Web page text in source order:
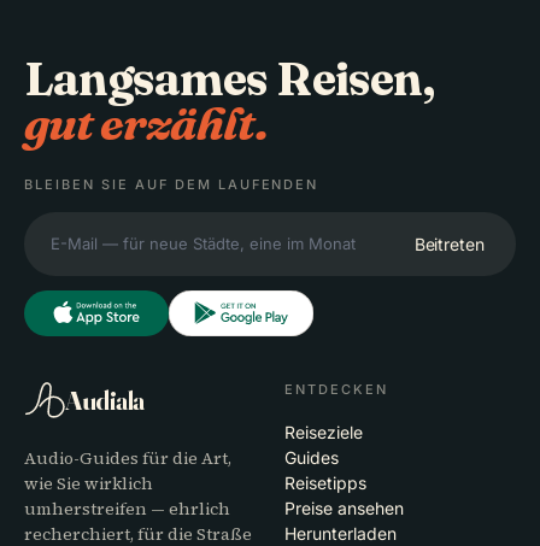
Langsames Reisen,
gut erzählt.
BLEIBEN SIE AUF DEM LAUFENDEN
Beitreten
Audiala
Audio-Guides für die Art,
wie Sie wirklich
umherstreifen — ehrlich
recherchiert, für die Straße
ENTDECKEN
Reiseziele
Guides
Reisetipps
Preise ansehen
Herunterladen